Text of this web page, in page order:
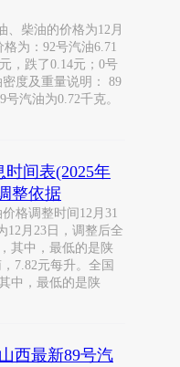
、柴油的价格为12月
为：92号汽油6.71
，跌了0.14元；0号
度及重量说明： 89
汽油为0.72千克。
时间表(2025年
整依据
格调整时间12月31
12月23日，调整后全
其中，最低的是陕
7.82元每升。全国
中，最低的是陕
西最新89号汽